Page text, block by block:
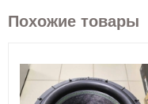
Похожие товары